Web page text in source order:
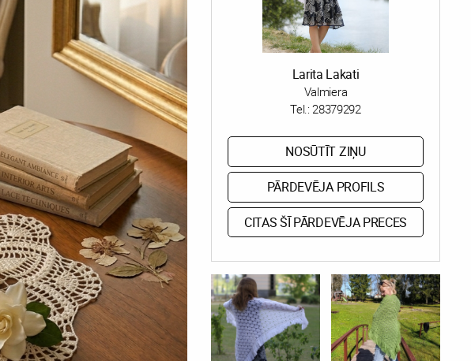
Larita Lakati
Valmiera
Tel.:28379292
NOSŪTĪT ZIŅU
PĀRDEVĒJA PROFILS
CITAS ŠĪ PĀRDEVĒJA PRECES